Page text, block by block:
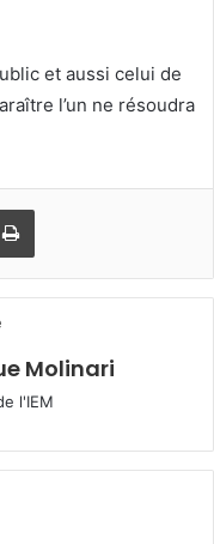
et aussi celui de
l’un ne résoudra
Imprimez
Molinari
l'IEM